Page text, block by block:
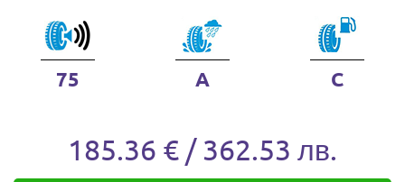
75 A C
185.36 € / 362.53 лв.